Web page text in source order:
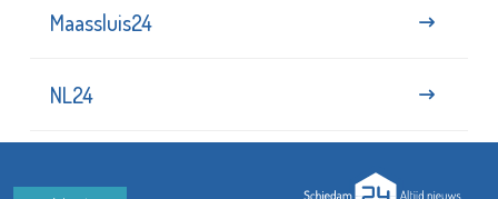
Maassluis24
NL24